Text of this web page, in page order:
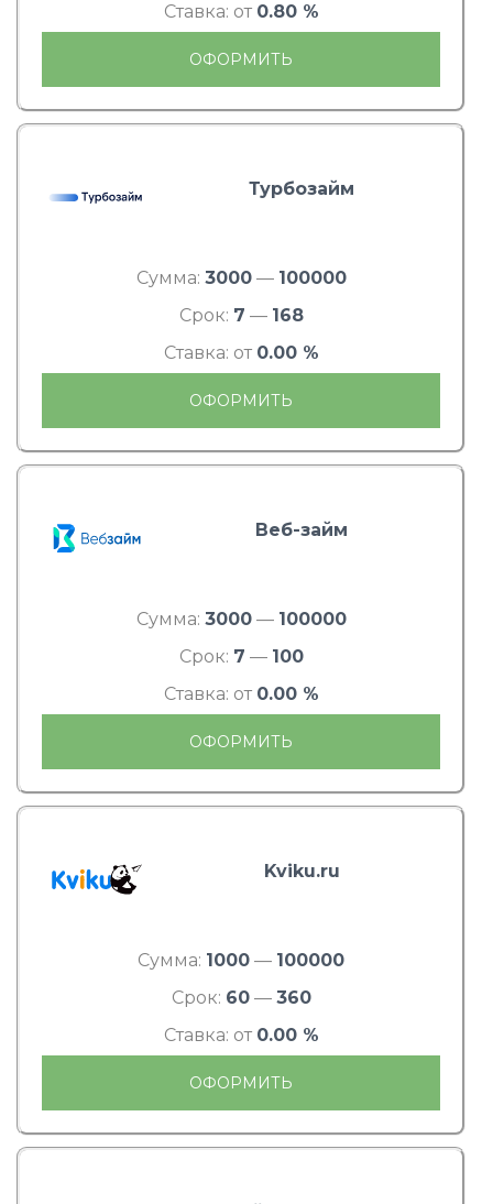
Ставка: от 0.80 %
ОФОРМИТЬ
Турбозайм
Сумма: 3000— 100000
Срок: 7 — 168
Ставка: от 0.00 %
ОФОРМИТЬ
Веб-займ
Сумма: 3000— 100000
Срок: 7 — 100
Ставка: от 0.00 %
ОФОРМИТЬ
Kviku.ru
Сумма: 1000 — 100000
Срок: 60— 360
Ставка: от 0.00 %
ОФОРМИТЬ